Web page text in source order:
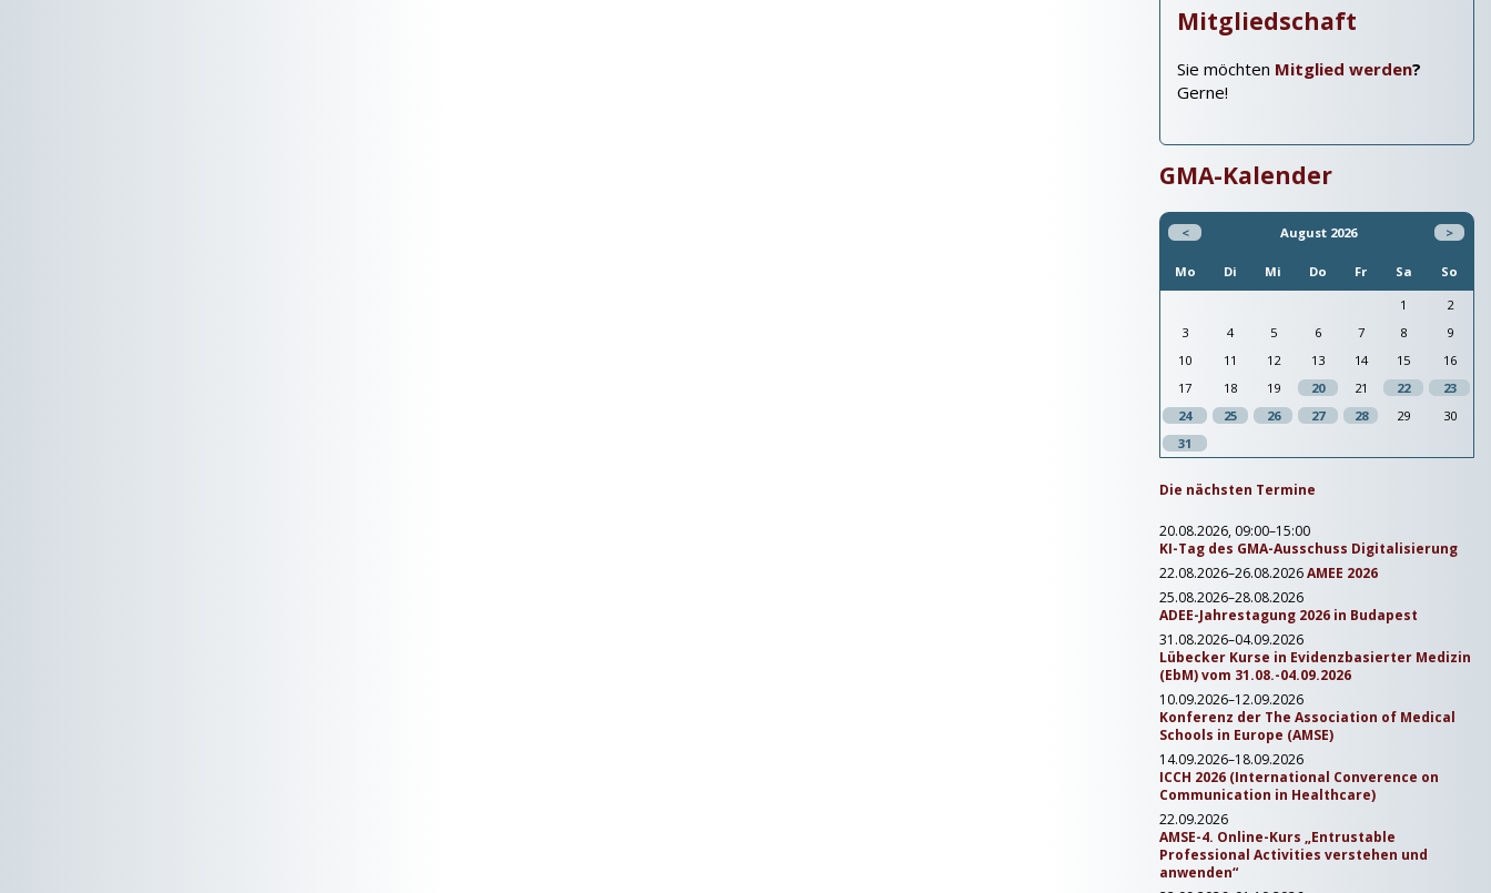
Mitgliedschaft
Sie möchten Mitglied werden?
Gerne!
GMA-Kalender
< August 2026 >
Mo Di Mi Do Fr Sa
So
1
2
3
4 5 6 7 8
9
10
11 12 13 14 15
16
17
18 19 20 21 22
23
24
25 26 27 28 29
30
31
Die nächsten Termine
20.08.2026, 09:00–15:00
KI-Tag des GMA-Ausschuss Digitalisierung
22.08.2026–26.08.2026AMEE 2026
25.08.2026–28.08.2026
ADEE-Jahrestagung 2026 in Budapest
31.08.2026–04.09.2026
Lübecker Kurse in Evidenzbasierter Medizin
(EbM) vom 31.08.-04.09.2026
10.09.2026–12.09.2026
Konferenz der The Association of Medical
Schools in Europe (AMSE)
14.09.2026–18.09.2026
ICCH 2026 (International Converence on
Communication in Healthcare)
22.09.2026
AMSE-4. Online-Kurs „Entrustable
Professional Activities verstehen und
anwenden“